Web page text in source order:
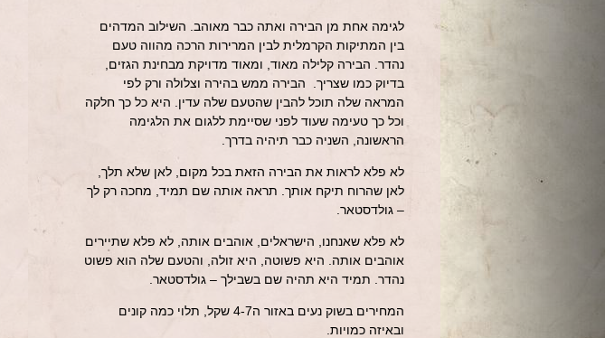
לגימה אחת מן הבירה ואתה כבר מאוהב. השילוב המדהים
בין המתיקות הקרמלית לבין המרירות הרכה מהווה טעם
נהדר. הבירה קלילה מאוד, ומאוד מדויקת מבחינת הגזים,
בדיוק כמו שצריך. הבירה ממש בהירה וצלולה ורק לפי
המראה שלה תוכל להבין שהטעם שלה עדין. היא כל כך חלקה
וכל כך טעימה שעוד לפני שסיימת ללגום את הלגימה
הראשונה, השניה כבר תיהיה בדרך.
לא פלא לראות את הבירה הזאת בכל מקום, לאן שלא תלך,
לאן שהרוח תיקח אותך. תראה אותה שם תמיד, מחכה רק לך
– גולדסטאר.
לא פלא שאנחנו, הישראלים, אוהבים אותה, לא פלא שתיירים
אוהבים אותה. היא פשוטה, היא זולה, והטעם שלה הוא פשוט
נהדר. תמיד היא תהיה שם בשבילך – גולדסטאר.
המחירים בשוק נעים באזור ה4-7 שקל, תלוי כמה קונים
ובאיזה כמויות.